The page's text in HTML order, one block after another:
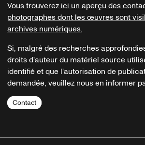
Vous trouverez ici un aperçu des
photographes dont les œuvres sont
archives numériques.
Si, malgré des recherches
droits d'auteur du matériel source
identifié et que l'autorisation de
demandée, veuillez nous en informer
Contact